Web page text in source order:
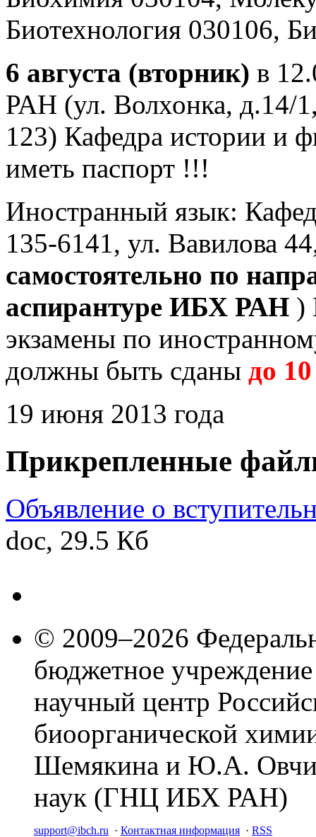
Биотехнология 030106,
6 августа (вторник) в
РАН (ул. Волхонка, д.14/
123) Кафедра истории и
иметь паспорт !!!
Иностранный язык:
135-6141, ул. Вавилова
самостоятельно по
аспирантуре ИБХ РАН )
экзамены по
должны быть сданы до
19 июня 2013 года
Прикрепленные
Объявление о
doc, 29.5 Кб
© 2009–2026
бюджетное
научный центр
биоорганической
Шемякина и Ю.А.
наук (ГНЦ ИБХ РАН)
support@ibch.ru · Контактная информация · RSS